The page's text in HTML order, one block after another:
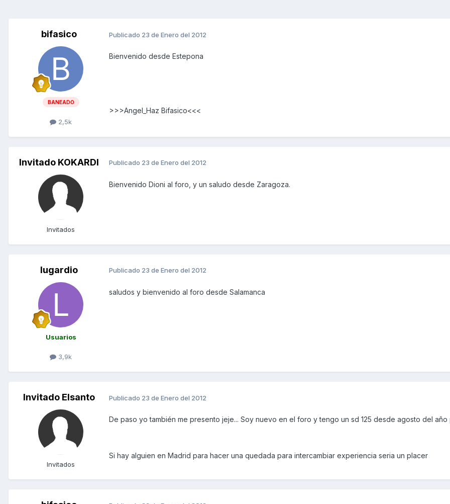
bifasico
BANEADO
2,5k
Publicado 23 de Enero del 2012
Bienvenido desde Estepona
>>>Angel_Haz Bifasico<<<
Invitado KOKARDI
Invitados
Publicado 23 de Enero del 2012
Bienvenido Dioni al foro, y un saludo desde Zaragoza.
lugardio
Usuarios
3,9k
Publicado 23 de Enero del 2012
saludos y bienvenido al foro desde Salamanca
Invitado Elsanto
Invitados
Publicado 23 de Enero del 2012
De paso yo también me presento jeje... Soy nuevo en el foro y tengo un sd 125 desde agosto del año
Si hay alguien en Madrid para hacer una quedada para intercambiar experiencia seria un placer